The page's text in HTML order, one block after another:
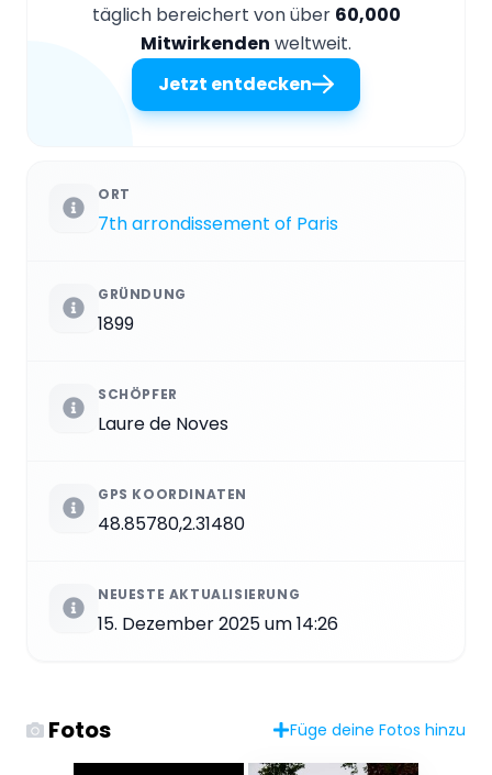
täglich bereichert von über 60,000
Mitwirkenden weltweit.
Jetzt entdecken
ORT
7th arrondissement of Paris
GRÜNDUNG
1899
SCHÖPFER
Laure de Noves
GPS KOORDINATEN
48.85780,2.31480
NEUESTE AKTUALISIERUNG
15. Dezember 2025 um 14:26
Fotos Füge deine Fotos hinzu